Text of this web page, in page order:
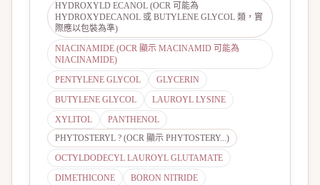
HYDROXYLD ECANOL (OCR 可能為
HYDROXYDECANOL 或 BUTYLENE GLYCOL 類，實
際應以包裝為準)
NIACINAMIDE (OCR 顯示 MACINAMID 可能為
NIACINAMIDE)
PENTYLENE GLYCOL
GLYCERIN
BUTYLENE GLYCOL
LAUROYL LYSINE
XYLITOL
PANTHENOL
PHYTOSTERYL ? (OCR 顯示 PHYTOSTERY...)
OCTYLDODECYL LAUROYL GLUTAMATE
DIMETHICONE
BORON NITRIDE